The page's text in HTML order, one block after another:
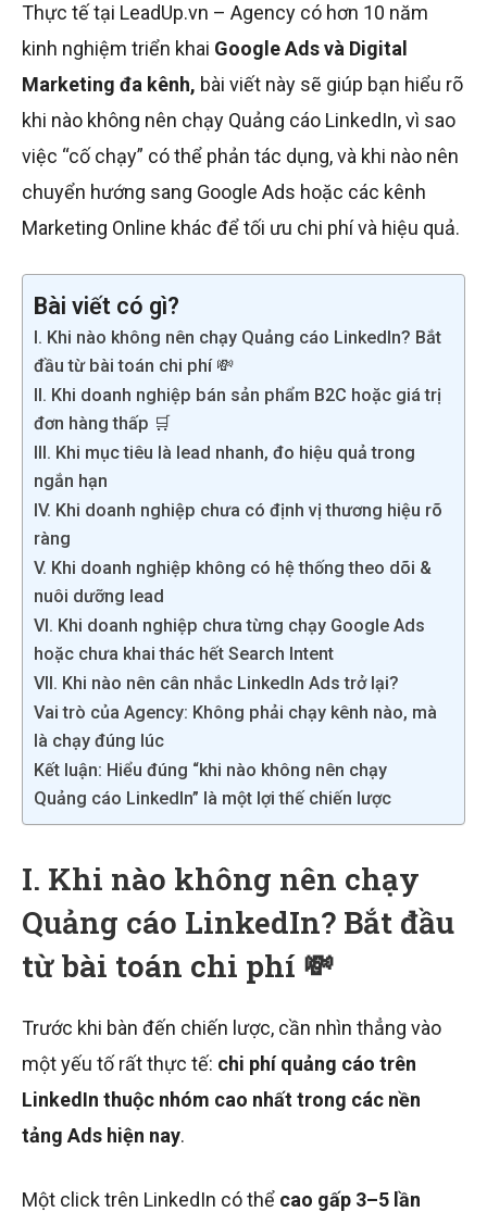
Thực tế tại LeadUp.vn – Agency có hơn 10 năm
kinh nghiệm triển khai Google Ads và Digital
Marketing đa kênh, bài viết này sẽ giúp bạn hiểu rõ
khi nào không nên chạy Quảng cáo LinkedIn, vì sao
việc “cố chạy” có thể phản tác dụng, và khi nào nên
chuyển hướng sang Google Ads hoặc các kênh
Marketing Online khác để tối ưu chi phí và hiệu quả.
Bài viết có gì?
I. Khi nào không nên chạy Quảng cáo LinkedIn? Bắt
đầu từ bài toán chi phí 💸
II. Khi doanh nghiệp bán sản phẩm B2C hoặc giá trị
đơn hàng thấp 🛒
III. Khi mục tiêu là lead nhanh, đo hiệu quả trong
ngắn hạn
IV. Khi doanh nghiệp chưa có định vị thương hiệu rõ
ràng
V. Khi doanh nghiệp không có hệ thống theo dõi &
nuôi dưỡng lead
VI. Khi doanh nghiệp chưa từng chạy Google Ads
hoặc chưa khai thác hết Search Intent
VII. Khi nào nên cân nhắc LinkedIn Ads trở lại?
Vai trò của Agency: Không phải chạy kênh nào, mà
là chạy đúng lúc
Kết luận: Hiểu đúng “khi nào không nên chạy
Quảng cáo LinkedIn” là một lợi thế chiến lược
I. Khi nào không nên chạy
Quảng cáo LinkedIn? Bắt đầu
từ bài toán chi phí 💸
Trước khi bàn đến chiến lược, cần nhìn thẳng vào
một yếu tố rất thực tế: chi phí quảng cáo trên
LinkedIn thuộc nhóm cao nhất trong các nền
tảng Ads hiện nay.
Một click trên LinkedIn có thể cao gấp 3–5 lần